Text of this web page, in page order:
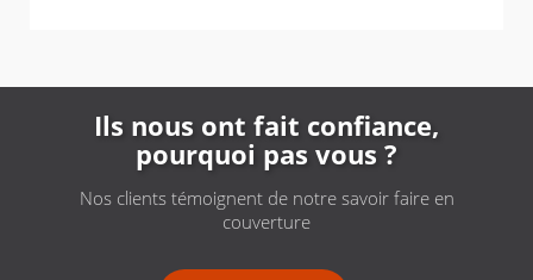
Ils nous ont fait confiance,
pourquoi pas vous ?
Nos clients témoignent de notre savoir faire en
couverture